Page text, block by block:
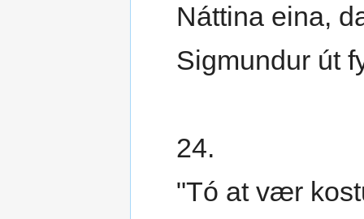
Náttina eina,
Sigmundur út
24.
"Tó at vær